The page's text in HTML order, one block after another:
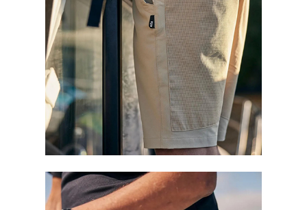
カラー：カーキ、ネイビー
サイズ：S、M、L、XL
※必ずサイズをご確認ください
シェル：ポリエステル92%、ポリウレタン8%
補強：ポリエステル90%、ポリウレタン10%
◎取り寄せ商品です。出荷に1週間以上かかる場合は、メー
ルにてお知らせいたします